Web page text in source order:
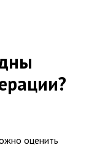
оценить